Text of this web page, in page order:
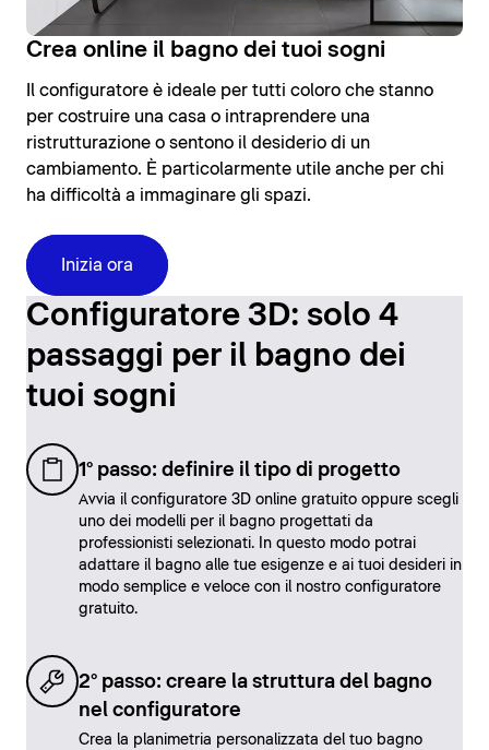
Crea online il bagno dei tuoi sogni
Il configuratore è ideale per tutti coloro che stanno
per costruire una casa o intraprendere una
ristrutturazione o sentono il desiderio di un
cambiamento. È particolarmente utile anche per chi
ha difficoltà a immaginare gli spazi.
Inizia ora
Configuratore 3D: solo 4
passaggi per il bagno dei
tuoi sogni
1° passo: definire il tipo di progetto
Avvia il configuratore 3D online gratuito oppure scegli
uno dei modelli per il bagno progettati da
professionisti selezionati. In questo modo potrai
adattare il bagno alle tue esigenze e ai tuoi desideri in
modo semplice e veloce con il nostro configuratore
gratuito.
2° passo: creare la struttura del bagno
nel configuratore
Crea la planimetria personalizzata del tuo bagno